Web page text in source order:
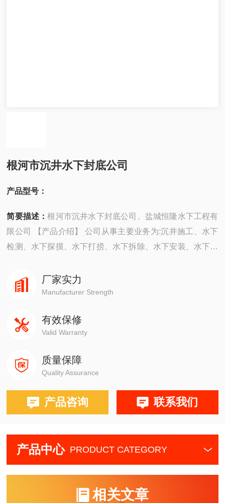
根河市沉井水下封底公司
产品型号：
简要描述：根河市沉井水下封底公司、盐城恒隆水下工程有
限公司 【产品介绍】 公司从事主要业务为:沉井施工、水下
检测、水下探摸、水下打捞、水下拆除、水下安装、水下堵
堵、水下钻孔、水下检查、水下爆破。 ...
厂家实力
Manufacturer Strength
有效保修
Valid Warranty
质量保障
Quality Assurance
产品咨询 联系我们
产品中心 PRODUCT CATEGORY
相关文章